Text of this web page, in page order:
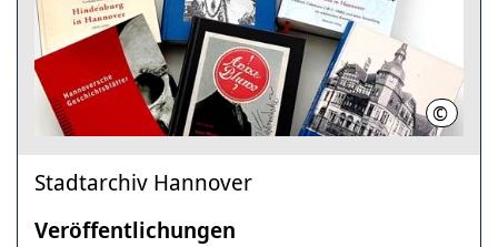
©
Stadtarchiv Hannover
Veröffentlichungen